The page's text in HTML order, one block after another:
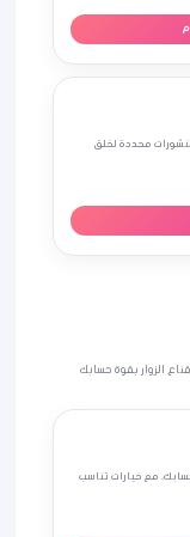
محددة لخلق
الزوار بقوة حسابك
مع خيارات تناسب